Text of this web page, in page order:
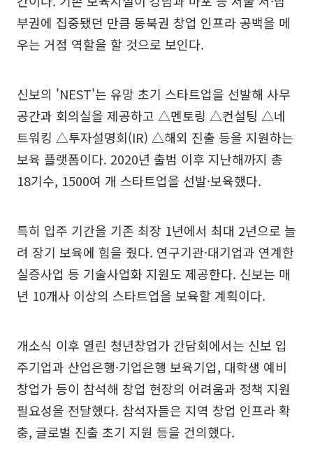
부권에 집중됐던 만큼 동북권 창업 인프라 공백을 메
우는 거점 역할을 할 것으로 보인다.
신보의 'NEST'는 유망 초기 스타트업을 선발해 사무
공간과 회의실을 제공하고 △멘토링 △컨설팅 △네
트워킹 △투자설명회(IR) △해외 진출 등을 지원하는
보육 플랫폼이다. 2020년 출범 이후 지난해까지 총
18기수, 1500여 개 스타트업을 선발·보육했다.
특히 입주 기간을 기존 최장 1년에서 최대 2년으로 늘
려 장기 보육에 힘을 줬다. 연구기관·대기업과 연계한
실증사업 등 기술사업화 지원도 제공한다. 신보는 매
년 10개사 이상의 스타트업을 보육할 계획이다.
개소식 이후 열린 청년창업가 간담회에서는 신보 입
주기업과 산업은행·기업은행 보육기업, 대학생 예비
창업가 등이 참석해 창업 현장의 어려움과 정책 지원
필요성을 전달했다. 참석자들은 지역 창업 인프라 확
충, 글로벌 진출 초기 지원 등을 건의했다.